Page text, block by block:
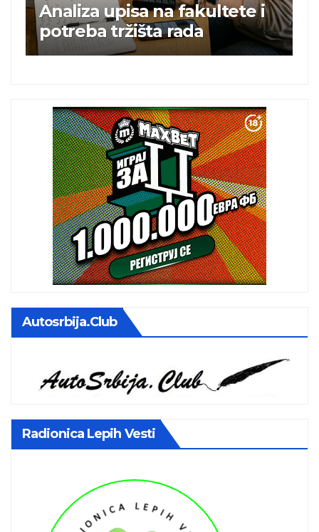
na fakultete i
rada
Charli xcx postala
britanska
albuma na prvom
Autosrbija.club
Radionica Lepih Vesti